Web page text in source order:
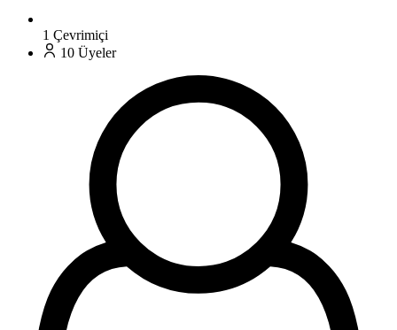
1 Çevrimiçi
10 Üyeler